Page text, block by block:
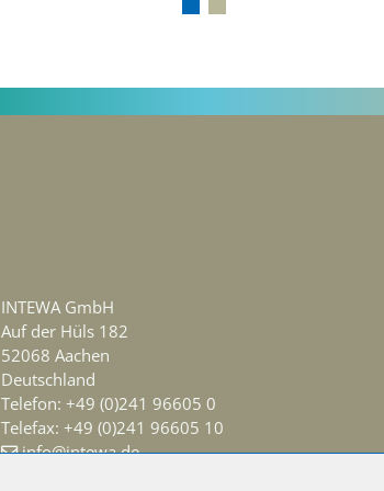
INTEWA GmbH
Auf der Hüls 182
52068 Aachen
Deutschland
Telefon: +49 (0)241 96605 0
Telefax: +49 (0)241 96605 10
info@intewa.de